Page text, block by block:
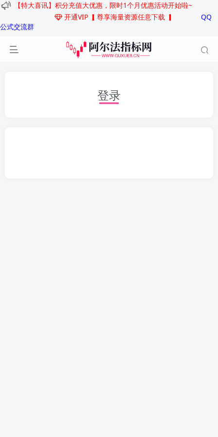
【特大喜讯】积分充值大优惠，限时1个月优惠活动开始啦~
开通VIP ▎尊享海量资源任意下载 ▎
QQ
公式交流群
登录